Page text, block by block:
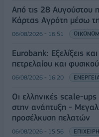
Από τις 28 Αυγούστου
Κάρτας Αγρότη μέσω
06/08/2026 - 16:51
Eurobank: Εξελίξεις
πετρελαίου και
06/08/2026 - 16:20
Οι ελληνικές scale-ups
στην ανάπτυξη -
προσέλκυση πελατών
06/08/2026 - 15:56